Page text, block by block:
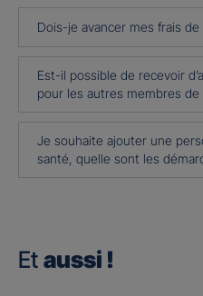
Dois-je avancer mes frais de
Est-il possible de recevoir
pour les autres membres de
Je souhaite ajouter une
santé, quelle sont les
Et aussi !